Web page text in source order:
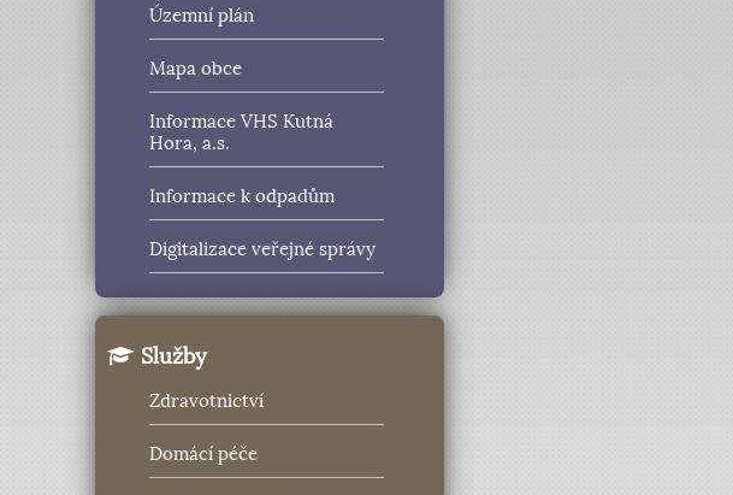
Územní plán
Mapa obce
Informace VHS Kutná
Hora, a.s.
Informace k odpadům
Digitalizace veřejné správy
Služby
Zdravotnictví
Domácí péče